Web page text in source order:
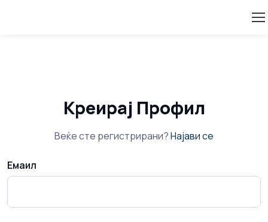
Креирај Профил
Веќе сте регистрирани?Најави се
Емаил